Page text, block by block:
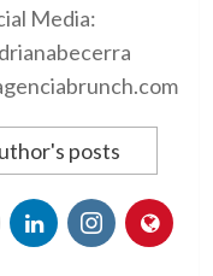
Media:
posts